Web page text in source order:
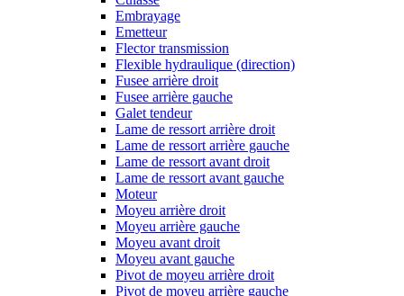
Embrayage
Emetteur
Flector transmission
Flexible hydraulique (direction)
Fusee arrière droit
Fusee arrière gauche
Galet tendeur
Lame de ressort arrière droit
Lame de ressort arrière gauche
Lame de ressort avant droit
Lame de ressort avant gauche
Moteur
Moyeu arrière droit
Moyeu arrière gauche
Moyeu avant droit
Moyeu avant gauche
Pivot de moyeu arrière droit
Pivot de moyeu arrière gauche